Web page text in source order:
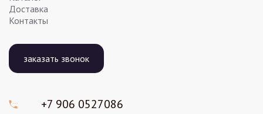
Доставка
Контакты
заказать звонок
+7 906 0527086